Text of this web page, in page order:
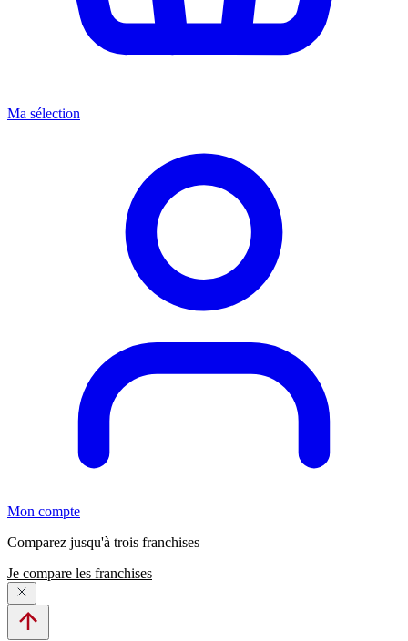
Ma sélection
Mon compte
Comparez jusqu'à trois franchises
Je compare les franchises